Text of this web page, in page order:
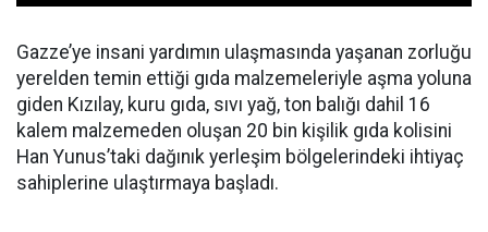
Gazze’ye insani yardımın ulaşmasında yaşanan zorluğu
yerelden temin ettiği gıda malzemeleriyle aşma yoluna
giden Kızılay, kuru gıda, sıvı yağ, ton balığı dahil 16
kalem malzemeden oluşan 20 bin kişilik gıda kolisini
Han Yunus’taki dağınık yerleşim bölgelerindeki ihtiyaç
sahiplerine ulaştırmaya başladı.